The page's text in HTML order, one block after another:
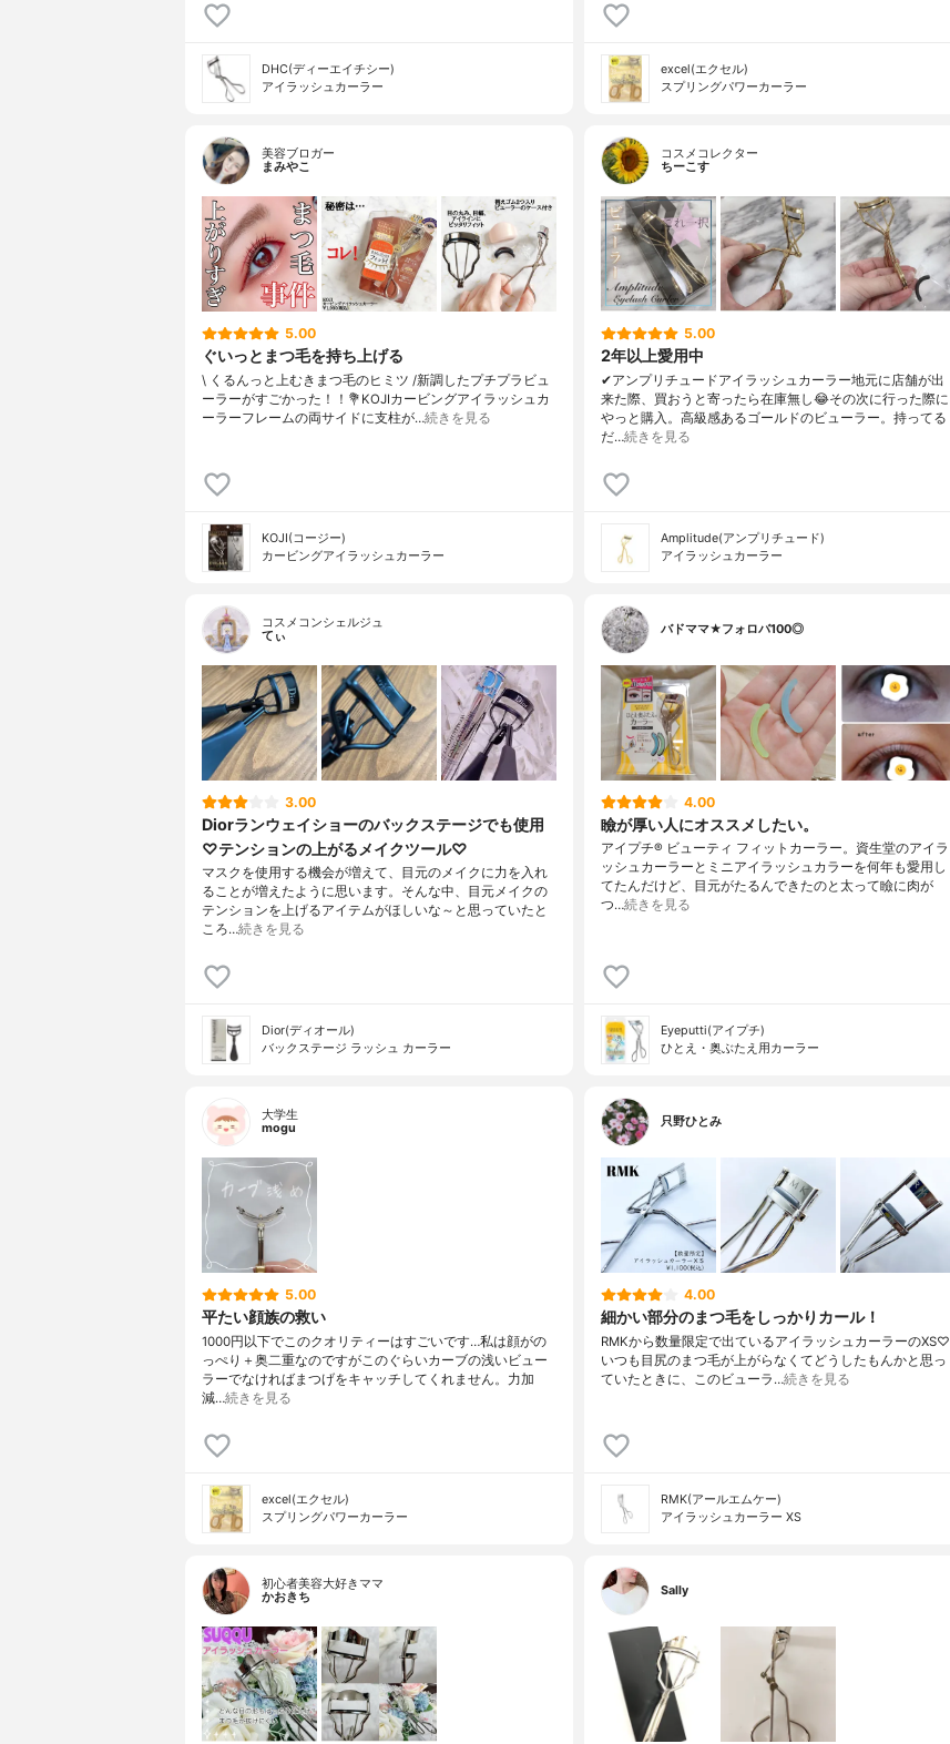
DHC(ディーエイチシー)
アイラッシュカーラー
excel(エクセル)
スプリングパワーカーラー
美容ブロガー
まみやこ
5.00
ぐいっとまつ毛を持ち上げる
\ くるんっと上むきまつ毛のヒミツ /⁡新調したプチプラビュ
ーラーがすごかった！！⁡⁡⁡💐KOJIカービングアイラッシュカ
ーラー⁡⁡⁡フレームの両サイドに支柱が…続きを見る
KOJI(コージー)
カービングアイラッシュカーラー
コスメコレクター
ちーこす
5.00
2年以上愛用中
✔︎アンプリチュードアイラッシュカーラー地元に店舗が出
来た際、買おうと寄ったら在庫無し😂その次に行った際に
やっと購入。高級感あるゴールドのビューラー。持ってる
だ…続きを見る
Amplitude(アンプリチュード)
アイラッシュカーラー
コスメコンシェルジュ
てぃ
3.00
Diorランウェイショーのバックステージでも使用
♡テンションの上がるメイクツール♡
マスクを使用する機会が増えて、目元のメイクに力を入れ
ることが増えたように思います。そんな中、目元メイクの
テンションを上げるアイテムがほしいな～と思っていたと
ころ…続きを見る
Dior(ディオール)
バックステージ ラッシュ カーラー
バドママ★フォロバ100◎
4.00
瞼が厚い人にオススメしたい。
アイプチ® ビューティ フィットカーラー。資生堂のアイラ
ッシュカーラーとミニアイラッシュカラーを何年も愛用し
てたんだけど、目元がたるんできたのと太って瞼に肉が
つ…続きを見る
Eyeputti(アイプチ)
ひとえ・奥ぶたえ用カーラー
大学生
mogu
5.00
平たい顔族の救い
1000円以下でこのクオリティーはすごいです…私は顔がの
っぺり＋奥二重なのですがこのぐらいカーブの浅いビュー
ラーでなければまつげをキャッチしてくれません。力加
減…続きを見る
excel(エクセル)
スプリングパワーカーラー
只野ひとみ
4.00
細かい部分のまつ毛をしっかりカール！
ㅤㅤㅤㅤㅤㅤㅤㅤㅤㅤㅤㅤㅤRMKから数量限定で出ているアイラッシュカーラーのXS♡
いつも目尻のまつ毛が上がらなくてどうしたもんかと思っ
ていたときに、このビューラ…続きを見る
RMK(アールエムケー)
アイラッシュカーラー XS
初心者美容大好きママ
かおきち
Sally